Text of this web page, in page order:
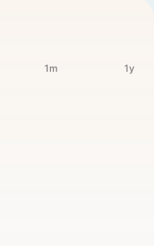
1m 1y